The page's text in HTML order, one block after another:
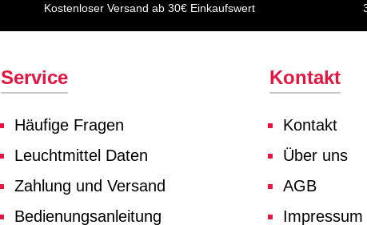
Kostenloser Versand ab 30€ Einkaufswert
Service
Häufige Fragen
Leuchtmittel Daten
Zahlung und Versand
Bedienungsanleitung
Kontakt
Kontakt
Über uns
AGB
Impressum